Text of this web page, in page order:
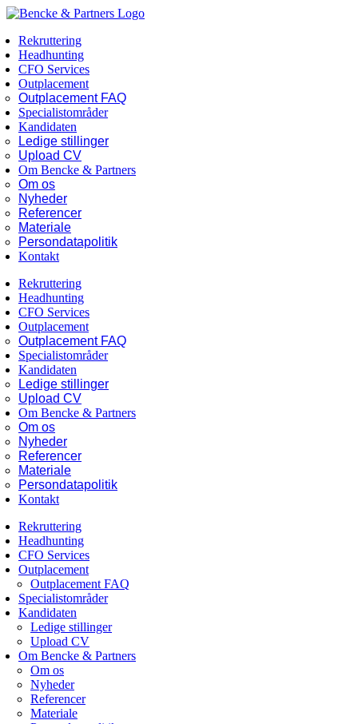
Skip
content
Facebook
LinkedIn
Rekruttering
Headhunting
CFO Services
Outplacement
Outplacement FAQ
Specialistområder
Kandidaten
Ledige stillinger
Upload CV
Om Bencke & Partners
Om os
Nyheder
Referencer
Materiale
Persondatapolitik
Kontakt
Rekruttering
Headhunting
CFO Services
Outplacement
Outplacement FAQ
Specialistområder
Kandidaten
Ledige stillinger
Upload CV
Om Bencke & Partners
Om os
Nyheder
Referencer
Materiale
Persondatapolitik
Kontakt
Rekruttering
Headhunting
CFO Services
Outplacement
Outplacement FAQ
Specialistområder
Kandidaten
Ledige stillinger
Upload CV
Om Bencke & Partners
Om os
Nyheder
Referencer
Materiale